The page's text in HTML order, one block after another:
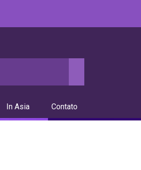
In Asia Contato